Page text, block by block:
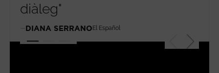
diàleg"
DIANA SERRANO El Español